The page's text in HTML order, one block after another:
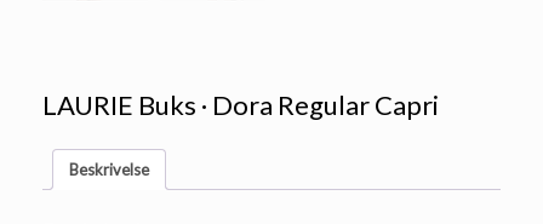
LAURIE Buks · Dora Regular Capri
Beskrivelse